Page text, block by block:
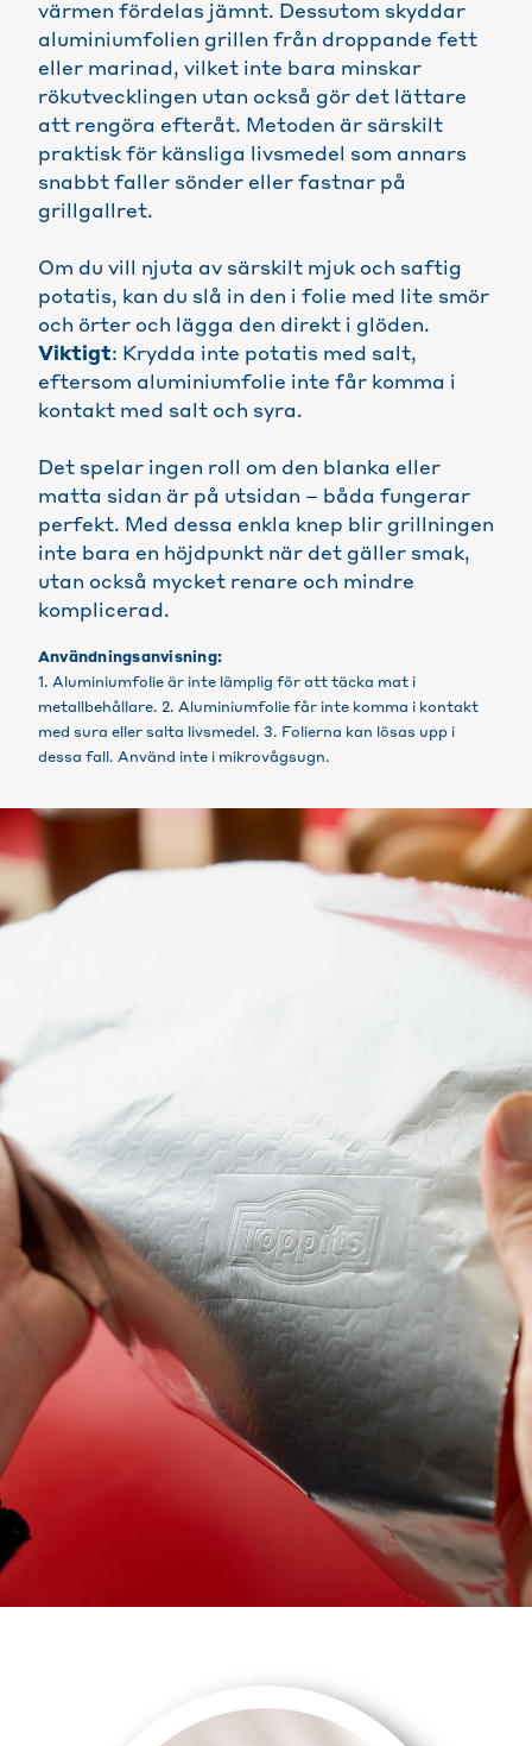
värmen fördelas jämnt. Dessutom skyddar
aluminiumfolien grillen från droppande fett
eller marinad, vilket inte bara minskar
rökutvecklingen utan också gör det lättare
att rengöra efteråt. Metoden är särskilt
praktisk för känsliga livsmedel som annars
snabbt faller sönder eller fastnar på
grillgallret.
Om du vill njuta av särskilt mjuk och saftig
potatis, kan du slå in den i folie med lite smör
och örter och lägga den direkt i glöden.
Viktigt: Krydda inte potatis med salt,
eftersom aluminiumfolie inte får komma i
kontakt med salt och syra.
Det spelar ingen roll om den blanka eller
matta sidan är på utsidan – båda fungerar
perfekt. Med dessa enkla knep blir grillningen
inte bara en höjdpunkt när det gäller smak,
utan också mycket renare och mindre
komplicerad.
Användningsanvisning:
1. Aluminiumfolie är inte lämplig för att täcka mat i
metallbehållare. 2. Aluminiumfolie får inte komma i kontakt
med sura eller salta livsmedel. 3. Folierna kan lösas upp i
dessa fall. Använd inte i mikrovågsugn.